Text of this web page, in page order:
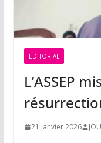
EDITORIAL
L’ASSEP
21 janvier 2026